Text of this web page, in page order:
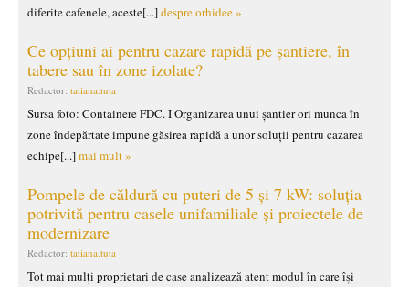
diferite cafenele, aceste[...]despre orhidee »
Ce opțiuni ai pentru cazare rapidă pe șantiere, în
tabere sau în zone izolate?
Redactor: tatiana.tuta
Sursa foto: Containere FDC. I Organizarea unui șantier ori munca în
zone îndepărtate impune găsirea rapidă a unor soluții pentru cazarea
echipe[...]mai mult »
Pompele de căldură cu puteri de 5 și 7 kW: soluția
potrivită pentru casele unifamiliale și proiectele de
modernizare
Redactor: tatiana.tuta
Tot mai mulți proprietari de case analizează atent modul în care își